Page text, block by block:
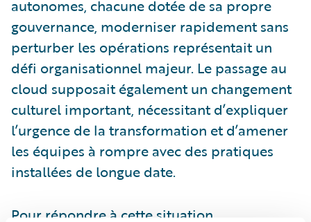
autonomes, chacune dotée de sa propre
gouvernance, moderniser rapidement sans
perturber les opérations représentait un
défi organisationnel majeur. Le passage au
cloud supposait également un changement
culturel important, nécessitant d’expliquer
l’urgence de la transformation et d’amener
les équipes à rompre avec des pratiques
installées de longue date.
Pour répondre à cette situation,